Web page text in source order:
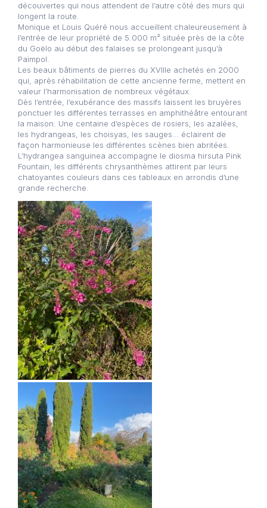
découvertes qui nous attendent de l’autre côté des murs qui
longent la route.
Monique et Louis Quéré nous accueillent chaleureusement à
l’entrée de leur propriété de 5.000 m² située près de la côte
du Goëlo au début des falaises se prolongeant jusqu’à
Paimpol.
Les beaux bâtiments de pierres du XVIIIe achetés en 2000
qui, après réhabilitation de cette ancienne ferme, mettent en
valeur l’harmonisation de nombreux végétaux.
Dès l’entrée, l’exubérance des massifs laissent les bruyères
ponctuer les différentes terrasses en amphithéâtre entourant
la maison. Une centaine d’espèces de rosiers, les azalées,
les hydrangeas, les choisyas, les sauges… éclairent de
façon harmonieuse les différentes scènes bien abritées.
L’hydrangea sanguinea accompagne le diosma hirsuta Pink
Fountain, les différents chrysanthèmes attirent par leurs
chatoyantes couleurs dans ces tableaux en arrondis d’une
grande recherche.